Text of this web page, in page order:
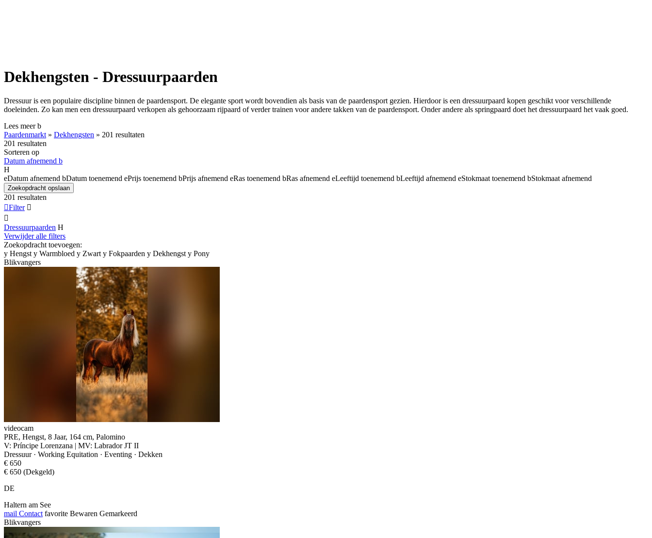
Dekhengsten - Dressuurpaarden
Dressuur is een populaire discipline binnen de paardensport. De elegante sport wordt bovendien als basis van de paardensport gezien. Hierdoor is een dressuurpaard kopen geschikt voor verschillende
doeleinden. Zo kan men een dressuurpaard verkopen als gehoorzaam rijpaard of verder trainen voor andere takken van de paardensport. Onder andere als springpaard doet het dressuurpaard het vaak goed.
Lees meerb
Paardenmarkt » Dekhengsten » 201 resultaten
201 resultaten
Sorteren op
Datum afnemend b
H
eDatum afnemend bDatum toenemend ePrijs toenemend bPrijs afnemend eRas toenemend bRas afnemend eLeeftijd toenemend bLeeftijd afnemend eStokmaat toenemend bStokmaat afnemend
Zoekopdracht opslaan
201 resultaten
Filter 

Dressuurpaarden H
Verwijder alle filters
Zoekopdracht toevoegen:
y Hengst y Warmbloed y Zwart y Fokpaarden y Dekhengst y Pony
Blikvangers
videocam
PRE, Hengst, 8 Jaar, 164 cm, Palomino
V: Príncipe Lorenzana | MV: Labrador JT II
Dressuur · Working Equitation · Eventing · Dekken
€ 650
€ 650 (Dekgeld)
DE
Haltern am See
mail Contact favorite Bewaren Gemarkeerd
Blikvangers